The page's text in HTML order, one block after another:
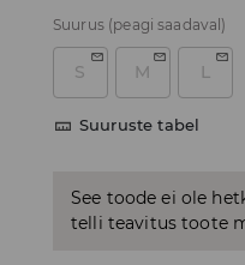
Suurus (peagi saadaval)
S M L
Suuruste tabel
See toode ei ole
telli teavitus toote